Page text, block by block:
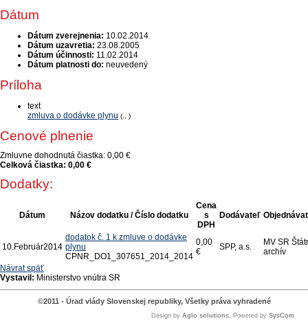
Dátum
Dátum zverejnenia: 10.02.2014
Dátum uzavretia: 23.08.2005
Dátum účinnosti: 11.02.2014
Dátum platnosti do: neuvedený
Príloha
text
zmluva o dodávke plynu (., )
Cenové plnenie
Zmluvne dohodnutá čiastka: 0,00 €
Celková čiastka: 0,00 €
Dodatky:
Dátum Názov dodatku / Číslo dodatku
Cena
s
DPH
Dodávateľ
10.Február2014
dodatok č. 1 k zmluve o dodávke
plynu
CPNR_DO1_307651_2014_2014
0,00
€
SPP, a.s.
MV SR
archív
Návrat späť
Vystavil: Ministerstvo vnútra SR
©2011 - Úrad vlády Slovenskej republiky, Všetky práva vyhradené
Design by Aglo solutions, Powered by SysCom